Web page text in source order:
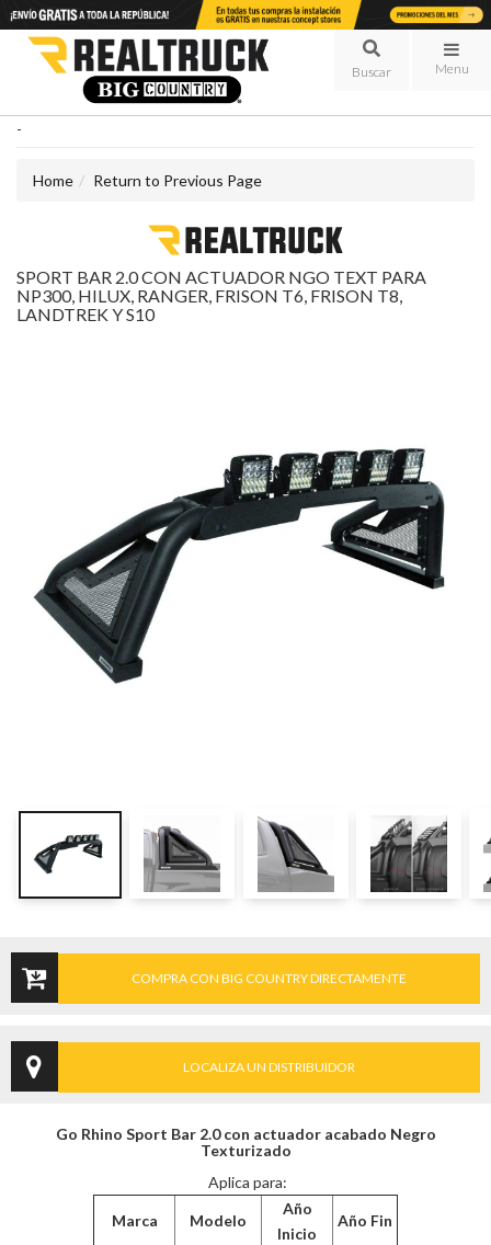
Menu
-
Home Return to Previous Page
SPORT BAR 2.0 CON ACTUADOR NGO TEXT PARA
NP300, HILUX, RANGER, FRISON T6, FRISON T8,
LANDTREK Y S10
COMPRA CON BIG COUNTRY DIRECTAMENTE
LOCALIZA UN DISTRIBUIDOR
Go Rhino Sport Bar 2.0 con actuador acabado Negro
Texturizado
Aplica para:
Marca Modelo
Año
Inicio
Año Fin